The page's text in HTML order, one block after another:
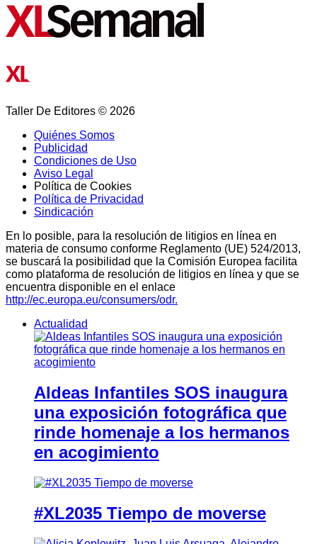
Taller De Editores © 2026
Quiénes Somos
Publicidad
Condiciones de Uso
Aviso Legal
Política de Cookies
Política de Privacidad
Sindicación
En lo posible, para la resolución de litigios en línea en
materia de consumo conforme Reglamento (UE) 524/2013,
se buscará la posibilidad que la Comisión Europea facilita
como plataforma de resolución de litigios en línea y que se
encuentra disponible en el enlace
http://ec.europa.eu/consumers/odr.
Actualidad
Aldeas Infantiles SOS inaugura
una exposición fotográfica que
rinde homenaje a los hermanos
en acogimiento
#XL2035 Tiempo de moverse